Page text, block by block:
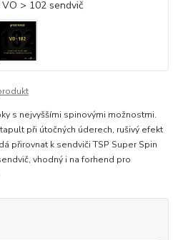
s nejvyššími spinovými možnostmi.
při útočných úderech, rušivý efekt
přirovnat k sendviči TSP Super Spin
vhodný i na forhend pro